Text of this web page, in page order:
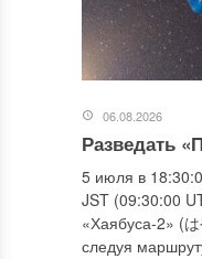
06.08.2026
Разведать
5 июля в
JST (09:30:00
«Хаябуса-2» (
следуя